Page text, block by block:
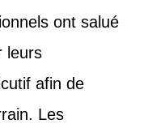
ont salué
leurs
afin de
Les